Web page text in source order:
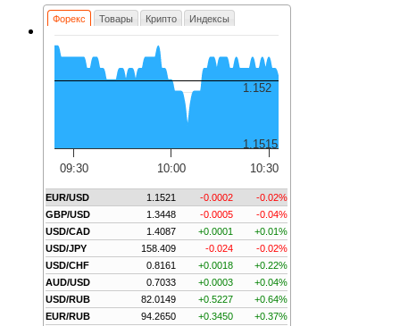
Форекс Товары Крипто Индексы
09:30 10:00 10:30
1.1515
1.152
EUR/USD 1.1521 -0.0002
-0.02%
GBP/USD
1.3448 -0.0005
-0.04%
USD/CAD
1.4087 +0.0001
+0.01%
USD/JPY
158.409 -0.024
-0.02%
USD/CHF
0.8161 +0.0018
+0.22%
AUD/USD
0.7033 +0.0003
+0.04%
USD/RUB
82.0149 +0.5227
+0.64%
EUR/RUB
94.2650 +0.3450
+0.37%